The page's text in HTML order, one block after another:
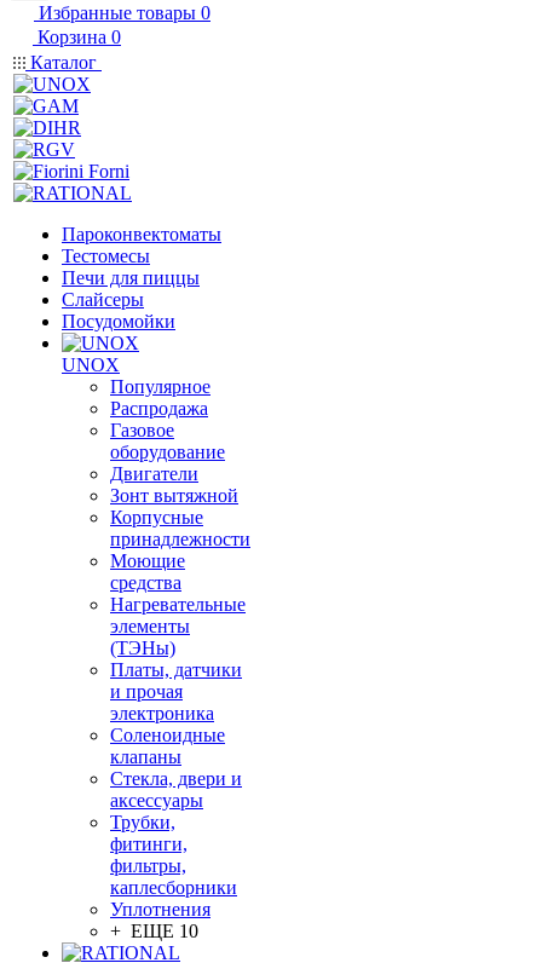
Избранные товары 0
Корзина 0
Каталог
Пароконвектоматы
Тестомесы
Печи для пиццы
Слайсеры
Посудомойки
UNOX
Популярное
Распродажа
Газовое
оборудование
Двигатели
Зонт вытяжной
Корпусные
принадлежности
Моющие
средства
Нагревательные
элементы
(ТЭНы)
Платы, датчики
и прочая
электроника
Соленоидные
клапаны
Стекла, двери и
аксессуары
Трубки,
фитинги,
фильтры,
каплесборники
Уплотнения
+ ЕЩЕ 10